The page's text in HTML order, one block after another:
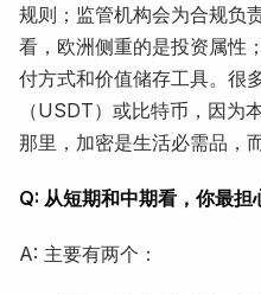
规则；监管机构会为合规负
看，欧洲侧重的是投资属性
付方式和价值储存工具。很
（USDT）或比特币，因为
那里，加密是生活必需品，
Q: 从短期和中期看，你最担
A: 主要有两个：